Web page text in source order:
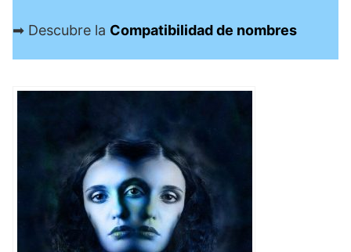
➡ Descubre la Compatibilidad de nombres